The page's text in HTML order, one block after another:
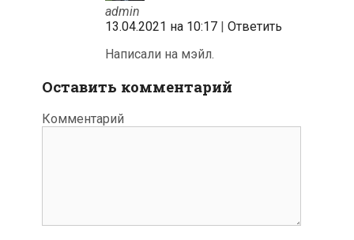
admin
13.04.2021 на 10:17
Ответить
Написали на мэйл.
Оставить комментарий
Комментарий